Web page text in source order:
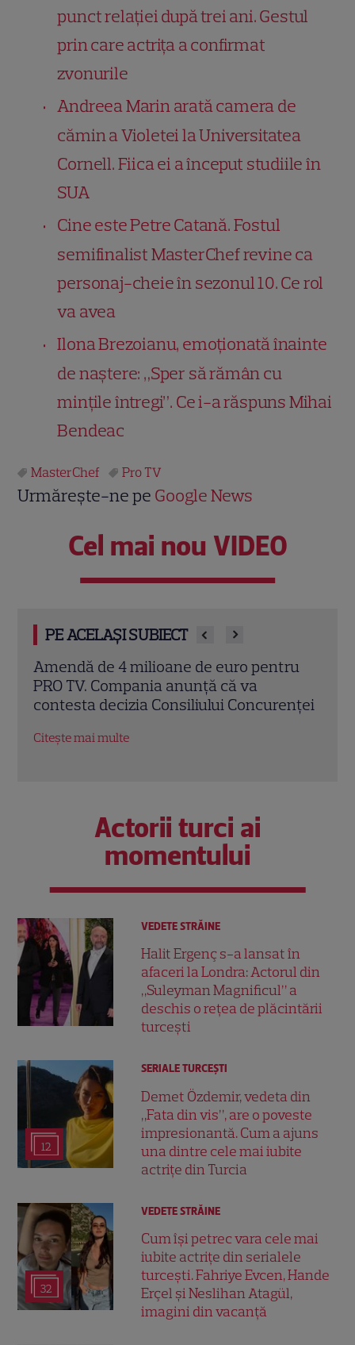
punct relației după trei ani. Gestul
prin care actrița a confirmat
zvonurile
Andreea Marin arată camera de
cămin a Violetei la Universitatea
Cornell. Fiica ei a început studiile în
SUA
Cine este Petre Catană. Fostul
semifinalist MasterChef revine ca
personaj-cheie în sezonul 10. Ce rol
va avea
Ilona Brezoianu, emoționată înainte
de naștere: „Sper să rămân cu
mințile întregi”. Ce i-a răspuns Mihai
Bendeac
MasterChef Pro TV
Urmărește-ne pe Google News
Cel mai nou VIDEO
PE ACELAȘI SUBIECT
Moment neașteptat la MasterChef
Australia: Prințul Harry a sunat-o pe
Meghan Markle în direct, iar reacția ei a
Actorii turci ai
momentului
VEDETE STRĂINE
Halit Ergenç s-a lansat în
afaceri la Londra: Actorul din
„Suleyman Magnificul” a
deschis o rețea de plăcintării
turcești
12
SERIALE TURCEŞTI
Demet Özdemir, vedeta din
„Fata din vis”, are o poveste
impresionantă. Cum a ajuns
una dintre cele mai iubite
actrițe din Turcia
32
VEDETE STRĂINE
Cum își petrec vara cele mai
iubite actrițe din serialele
turcești. Fahriye Evcen, Hande
Erçel și Neslihan Atagül,
imagini din vacanță